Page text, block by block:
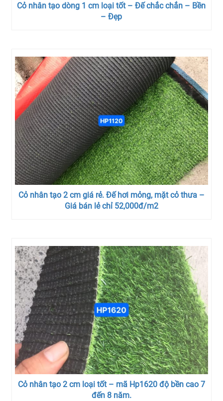
Cỏ nhân tạo dòng 1 cm loại tốt – Đế chắc chắn – Bền
– Đẹp
Cỏ nhân tạo 2 cm giá rẻ. Đế hơi mỏng, mặt cỏ thưa –
Giá bán lẻ chỉ 52,000đ/m2
Cỏ nhân tạo 2 cm loại tốt – mã Hp1620 độ bền cao 7
đến 8 năm.